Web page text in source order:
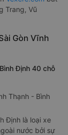
Trang, Vũ
Gòn Vĩnh
Định 40 chỗ
Thạnh - Bình
Định là loại xe
nước bởi sự